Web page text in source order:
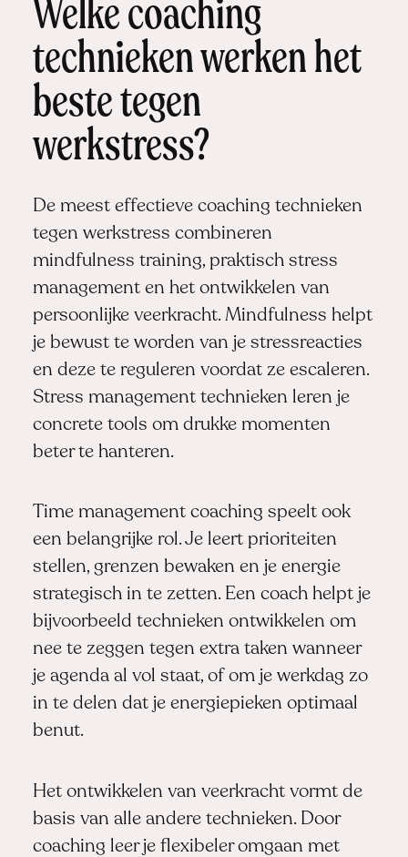
Welke coaching
technieken werken het
beste tegen
werkstress?
De meest effectieve coaching technieken
tegen werkstress combineren
mindfulness training, praktisch stress
management en het ontwikkelen van
persoonlijke veerkracht. Mindfulness helpt
je bewust te worden van je stressreacties
en deze te reguleren voordat ze escaleren.
Stress management technieken leren je
concrete tools om drukke momenten
beter te hanteren.
Time management coaching speelt ook
een belangrijke rol. Je leert prioriteiten
stellen, grenzen bewaken en je energie
strategisch in te zetten. Een coach helpt je
bijvoorbeeld technieken ontwikkelen om
nee te zeggen tegen extra taken wanneer
je agenda al vol staat, of om je werkdag zo
in te delen dat je energiepieken optimaal
benut.
Het ontwikkelen van veerkracht vormt de
basis van alle andere technieken. Door
coaching leer je flexibeler omgaan met